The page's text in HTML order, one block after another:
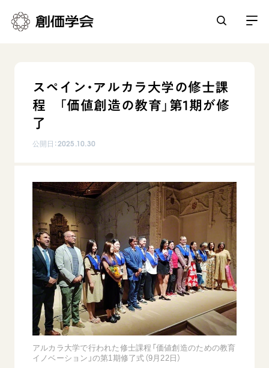
人間革命
自他共の幸福
日蓮大聖人の仏法（教学入門）
釈尊～法華経
日蓮大聖人
創価学会の三代会長
初代会長・牧口常三郎先生
第2代会長・戸田城聖先生
第3代会長・池田大作先生
日常の活動
仏法を学ぶ
仏法を語る
主な行事
年間の活動について
友人葬
平和・文化・教育
核兵器の廃絶に向け連帯を拡大
「人権文化」「ジェンダー平等」を促進
「持続可能な開発目標（SDGs）」の取り組み
人道支援
音楽活動
展示活動
教育本部の活動
図書贈呈
世界の創価学会
各国ウェブサイト
世界の創価学会の歴史
基本情報
創価学会 会憲
創価学会 会則
創価学会 社会憲章
組織・機構
会長・理事長・各部長の紹介
沿革
会員サポート
座談会御書ｅ講義
小説『新・人間革命』『人間革命』要旨
御書検索［新版］
関連リンク
創価学会総本部
墓地公園・納骨堂
聖教電子版
ご意見
ご利用にあたって
スペイン・アルカラ大学の修士課
程 「価値創造の教育」第1期が修
了
公開日：2025.10.30
アルカラ大学で行われた修士課程「価値創造のための教育
イノベーション」の第1期修了式（9月22日）